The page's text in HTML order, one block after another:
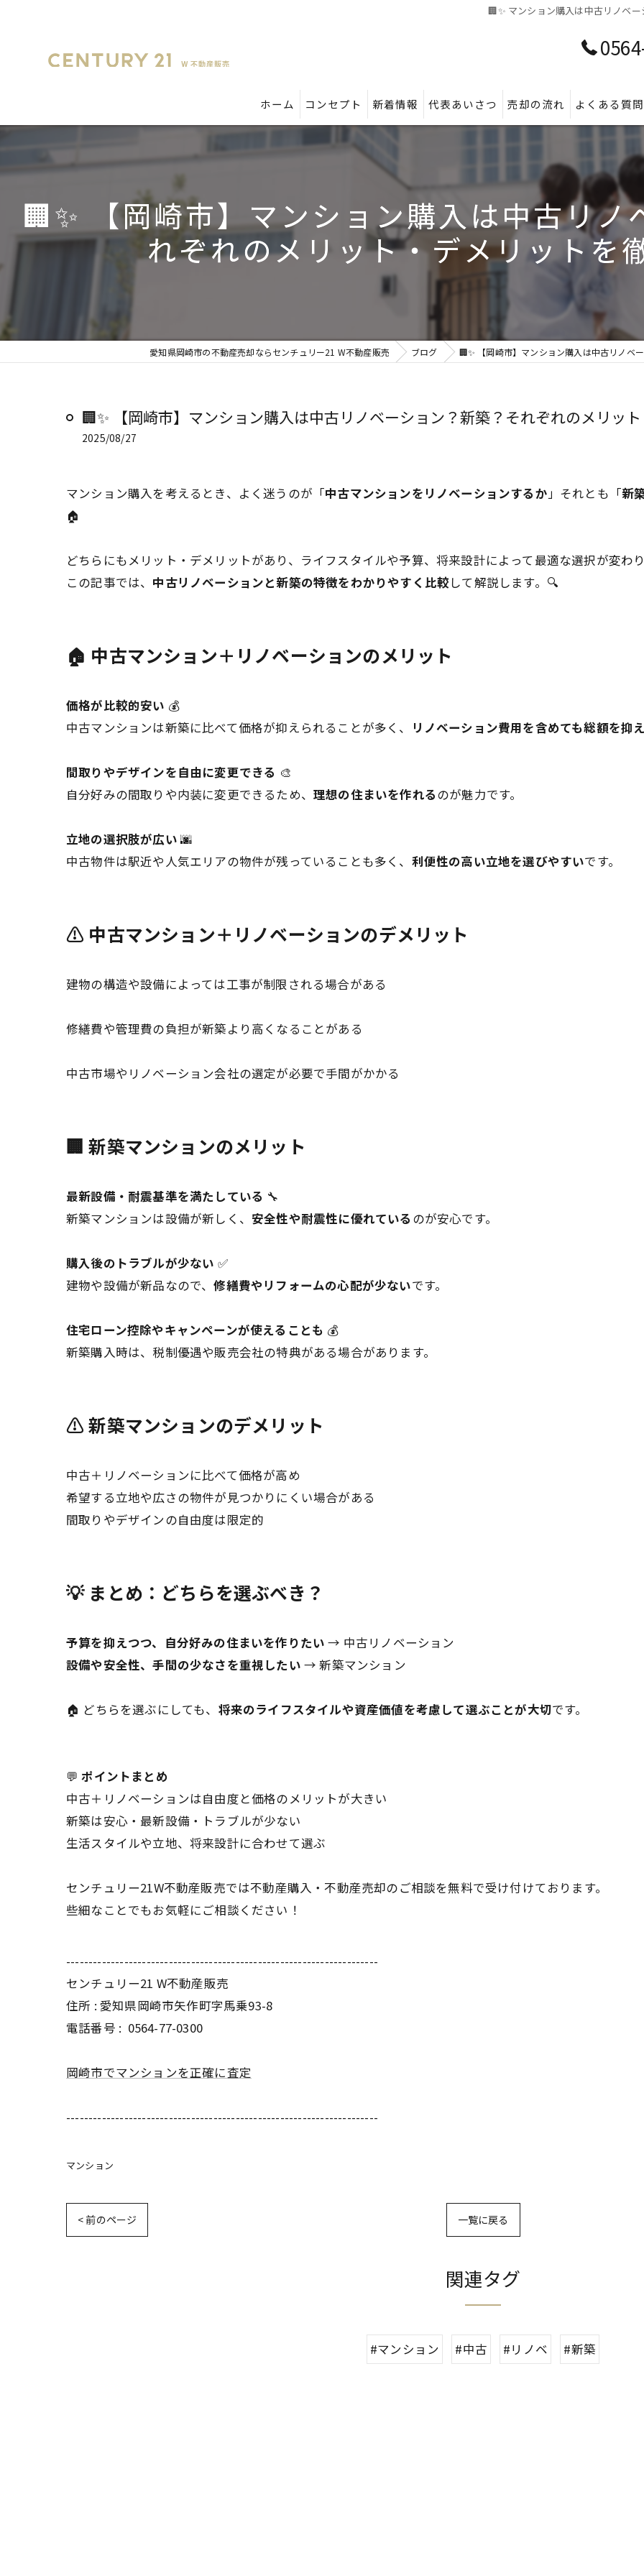
🏢✨ マンション購入は中古リノベ
ホーム コンセプト 新着情報 代表あいさつ 売却の流れ よくある質問
🏢✨ 【岡崎市】マンション購入は中古リ
れぞれのメリット・デメリットを
愛知県岡崎市の不動産売却ならセンチュリー21 W不動産販売 ブログ 🏢✨ 【岡崎市】マンション購入は中古リノベ
🏢✨ 【岡崎市】マンション購入は中古リノベーション？新築？それぞれのメリッ
2025/08/27
マンション購入を考えるとき、よく迷うのが「中古マンションをリノベーションするか」それとも「新
🏠
どちらにもメリット・デメリットがあり、ライフスタイルや予算、将来設計によって最適な選択が変わり
この記事では、 中古リノベーションと新築の特徴をわかりやすく比較 して解説します。🔍
🏠 中古マンション＋リノベーションのメリット
価格が比較的安い 💰
中古マンションは新築に比べて価格が抑えられることが多く、
リノベーション費用を含めても総額を抑
間取りやデザインを自由に変更できる 🎨
自分好みの間取りや内装に変更できるため、 理想の住まいを作れるのが魅力です。
立地の選択肢が広い 🌆
中古物件は駅近や人気エリアの物件が残っていることも多く、 利便性の高い立地を選びやすいです。
⚠️ 中古マンション＋リノベーションのデメリット
建物の構造や設備によっては工事が制限される場合がある
修繕費や管理費の負担が新築より高くなることがある
中古市場やリノベーション会社の選定が必要で手間がかかる
🏢 新築マンションのメリット
最新設備・耐震基準を満たしている 🔧
新築マンションは設備が新しく、 安全性や耐震性に優れている のが安心です。
購入後のトラブルが少ない ✅
建物や設備が新品なので、修繕費やリフォームの心配が少ないです。
住宅ローン控除やキャンペーンが使えることも 💰
新築購入時は、税制優遇や販売会社の特典がある場合があります。
⚠️ 新築マンションのデメリット
中古＋リノベーションに比べて価格が高め
希望する立地や広さの物件が見つかりにくい場合がある
間取りやデザインの自由度は限定的
💡 まとめ：どちらを選ぶべき？
予算を抑えつつ、自分好みの住まいを作りたい → 中古リノベーション
設備や安全性、手間の少なさを重視したい → 新築マンション
🏠 どちらを選ぶにしても、 将来のライフスタイルや資産価値を考慮して選ぶことが大切です。
💬ポイントまとめ
中古＋リノベーションは自由度と価格のメリットが大きい
新築は安心・最新設備・トラブルが少ない
生活スタイルや立地、将来設計に合わせて選ぶ
センチュリー21W不動産販売では不動産購入・不動産売却のご相談を無料で受け付けております。
些細なことでもお気軽にご相談ください！
----------------------------------------------------------------------
センチュリー21 W不動産販売
住所 : 愛知県岡崎市矢作町字馬乗93-8
電話番号 : 0564-77-0300
岡崎市でマンションを正確に査定
----------------------------------------------------------------------
マンション
< 前のページ 一覧に戻る
関連タグ
#マンション #中古 #リノベ #新築